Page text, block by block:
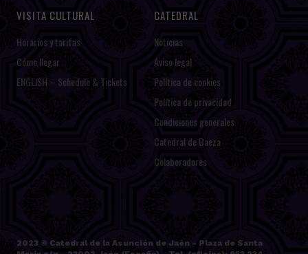
VISITA CULTURAL
Horarios y tarifas
Cómo llegar
ENGLISH – Schedule & Tickets
CATEDRAL
Noticias
Aviso legal
Política de cookies
Política de privacidad
Condiciones generales
Catedral de Baeza
Colaboradores
2023 © Catedral de la Asunción de Jaén- Plaza de Santa